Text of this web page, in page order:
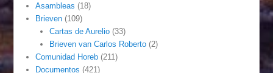
Asambleas (18)
Brieven (109)
Cartas de Aurelio(33)
Brieven van Carlos Roberto(2)
Comunidad Horeb (211)
Documentos (421)